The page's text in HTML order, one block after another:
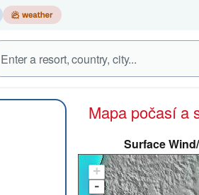
Mapa počasí
Surface
+
-